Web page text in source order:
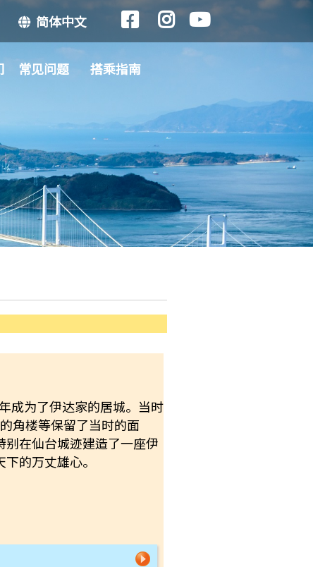
简体中文
常见问题 搭乘指南
成为了伊达家的居城。当时
角楼等保留了当时的面
在仙台城迹建造了一座伊
的万丈雄心。